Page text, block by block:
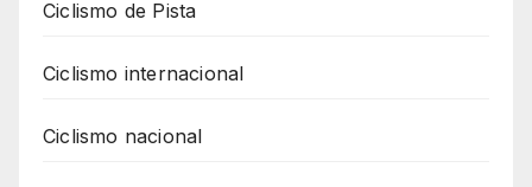
Ciclismo de Pista
Ciclismo internacional
Ciclismo nacional